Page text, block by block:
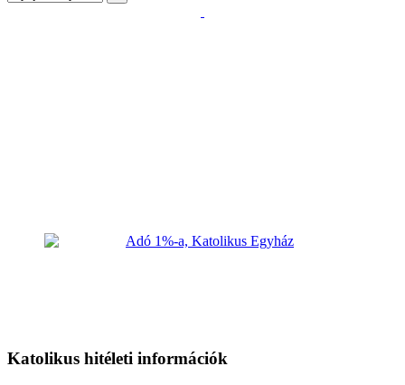
Katolikus hitéleti információk